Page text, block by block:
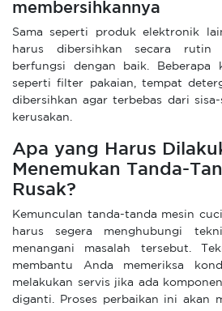
membersihkannya
Sama seperti produk elektronik
harus dibersihkan secara rutin
berfungsi dengan baik. Beberapa
seperti filter pakaian, tempat
dibersihkan agar terbebas dari
kerusakan.
Apa yang Harus
Menemukan Tanda-
Rusak?
Kemunculan tanda-tanda mesin
harus segera menghubungi
menangani masalah tersebut.
membantu Anda memeriksa
melakukan servis jika ada
diganti. Proses perbaikan ini akan